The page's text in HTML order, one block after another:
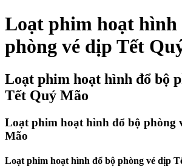
Loạt phim hoạt hình
phòng vé dịp Tết
Loạt phim hoạt hình đổ bộ
Tết Quý Mão
Loạt phim hoạt hình đổ bộ phòng
Mão
Loạt phim hoạt hình đổ bộ phòng vé dịp